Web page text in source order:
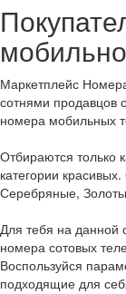
Маркетплейс
сотнями продавцов
номера мобильных
Отбираются только
категории
Серебряные,
Для тебя на данной
номера сотовых
Воспользуйся
подходящие для